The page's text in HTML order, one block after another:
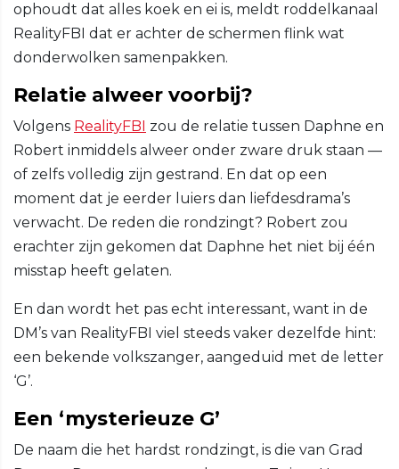
ophoudt dat alles koek en ei is, meldt roddelkanaal
RealityFBI dat er achter de schermen flink wat
donderwolken samenpakken.
Relatie alweer voorbij?
Volgens RealityFBI zou de relatie tussen Daphne en
Robert inmiddels alweer onder zware druk staan —
of zelfs volledig zijn gestrand. En dat op een
moment dat je eerder luiers dan liefdesdrama’s
verwacht. De reden die rondzingt? Robert zou
erachter zijn gekomen dat Daphne het niet bij één
misstap heeft gelaten.
En dan wordt het pas echt interessant, want in de
DM’s van RealityFBI viel steeds vaker dezelfde hint:
een bekende volkszanger, aangeduid met de letter
‘G’.
Een ‘mysterieuze G’
De naam die het hardst rondzingt, is die van Grad